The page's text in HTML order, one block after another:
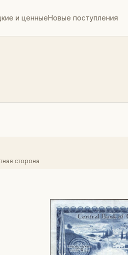
и ценныеНовые поступления
сторона